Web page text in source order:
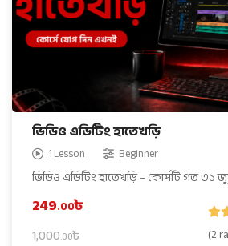
ভিডিও এডিটিং হাতেখড়ি
1 Lesson Beginner
ভিডিও এডিটিং হাতেখড়ি – কোর্সটি গত ৩১
249.00৳
1,000.00৳ (2